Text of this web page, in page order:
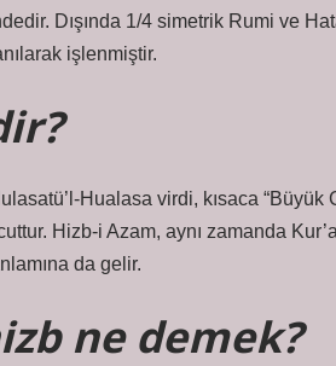
Dışında 1/4 simetrik Rumi ve
işlenmiştir.
Hualasa virdi, kısaca “Büyük
Hizb-i Azam, aynı zamanda
da gelir.
ne demek?